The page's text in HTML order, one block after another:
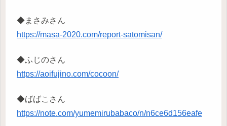
◆まさみさん
https://masa-2020.com/report-satomisan/
◆ふじのさん
https://aoifujino.com/cocoon/
◆ばばこさん
https://note.com/yumemirubabaco/n/n6ce6d156eafe